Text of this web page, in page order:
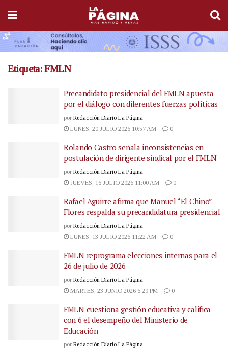
Etiqueta:FMLN
Precandidato presidencial del FMLN apuesta
por el diálogo con diferentes fuerzas políticas
por Redacción Diario La Página
LUNES, 20 JULIO 2026 10:57 AM
0
Rolando Castro señala inconsistencias en
postulación de dirigente sindical por el FMLN
por Redacción Diario La Página
JUEVES, 16 JULIO 2026 11:00 AM
0
Rafael Aguirre afirma que Manuel “El Chino”
Flores respalda su precandidatura presidencial
por Redacción Diario La Página
LUNES, 13 JULIO 2026 11:22 AM
0
FMLN reprograma elecciones internas para el
26 de julio de 2026
por Redacción Diario La Página
MARTES, 23 JUNIO 2026 6:29 PM
0
FMLN cuestiona gestión educativa y califica
con 6 el desempeño del Ministerio de
Educación
por Redacción Diario La Página